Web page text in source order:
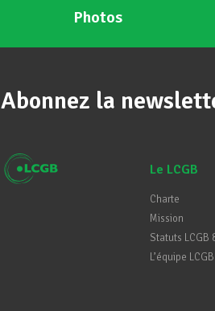
Photos
Abonnez la
Le LCGB
Charte
Mission
Statuts LCGB
L’équipe LCGB